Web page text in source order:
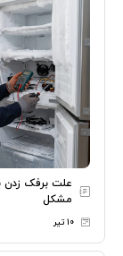
علت برفک زدن
مشکل
۱۰ تیر